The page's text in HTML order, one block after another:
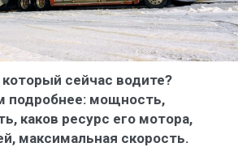
который сейчас водите?
подробнее: мощность,
каков ресурс его мотора,
максимальная скорость.